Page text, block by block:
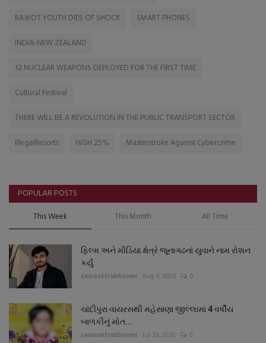
RAJKOT YOUTH DIES OF SHOCK
SMART PHONES
INDIA-NEW ZEALAND
12 NUCLEAR WEAPONS DEPLOYED FOR THE FIRST TIME
Cultural Festival
THERE WILL BE A REVOLUTION IN THE PUBLIC TRANSPORT SECTOR
IllegalResorts
HIGH 25% Masterstroke Against Cybercrime
POPULAR POSTS
This Week This Month All Time
ફિલ્મ અને મીડિયા ક્ષેત્રે જૂનાગઢનાં યુવાને નામ રોશન
કર્યું
saurashtrabhoomi Aug 4, 2026 0
ચાંદીપુરા વાયરસથી મહેસાણા જીલ્લામાં 4 વર્ષીય
બાળકીનું મોત...
saurashtrabhoomi Jul 29, 2026 0